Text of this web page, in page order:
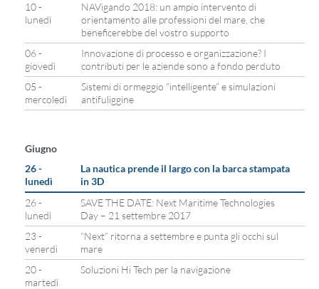
10 -
lunedì
NAVigando 2018: un ampio intervento di
orientamento alle professioni del mare, che
beneficerebbe del vostro supporto
06 -
giovedì
Innovazione di processo e organizzazione? I
contributi per le aziende sono a fondo perduto
05 -
mercoledì
Sistemi di ormeggio “intelligente” e simulazioni
antifuliggine
Giugno
26 -
lunedì
La nautica prende il largo con la barca stampata
in 3D
26 -
lunedì
SAVE THE DATE: Next Maritime Technologies
Day – 21 settembre 2017
23 -
venerdì
“Next” ritorna a settembre e punta gli occhi sul
mare
20 -
martedì
Soluzioni Hi Tech per la navigazione